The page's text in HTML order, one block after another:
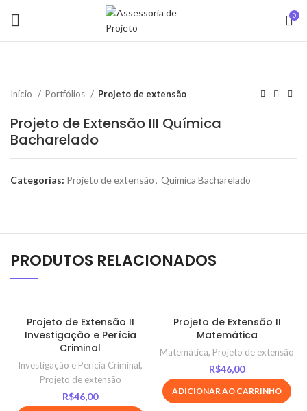
0
Início Portfólios Projeto de extensão
Projeto de Extensão III Química
Bacharelado
Categorias: Projeto de extensão, Química Bacharelado
PRODUTOS RELACIONADOS
Projeto de Extensão II
Investigação e Perícia
Criminal
Investigação e Perícia Criminal,
Projeto de extensão
R$46,00
Projeto de Extensão II
Matemática
Matemática, Projeto de extensão
R$46,00
ADICIONAR AO CARRINHO